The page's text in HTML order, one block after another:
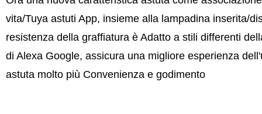
vita/Tuya astuti App, insieme alla lampadina inserita/
resistenza della graffiatura è Adatto a stili differenti
di Alexa Google, assicura una migliore esperienza
astuta molto più Convenienza e godimento